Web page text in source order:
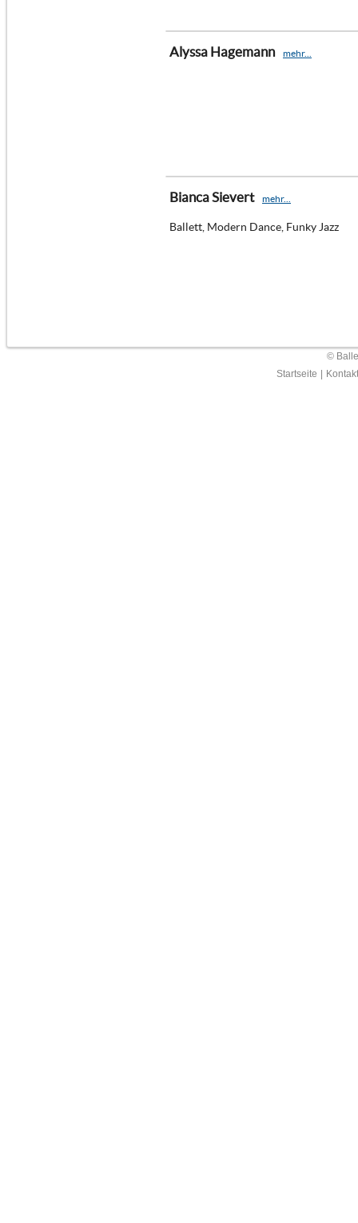
Alyssa Hagemann mehr...
Bianca Sievert mehr...
Ballett, Modern Dance, Funky Jazz
©
Startseite
Kontakt